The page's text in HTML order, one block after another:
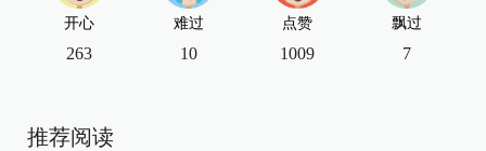
开心
263
难过
10
点赞
1009
飘过
7
推荐阅读